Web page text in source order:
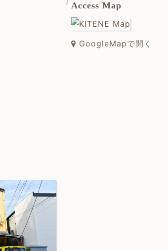
Access Map
GoogleMapで開く